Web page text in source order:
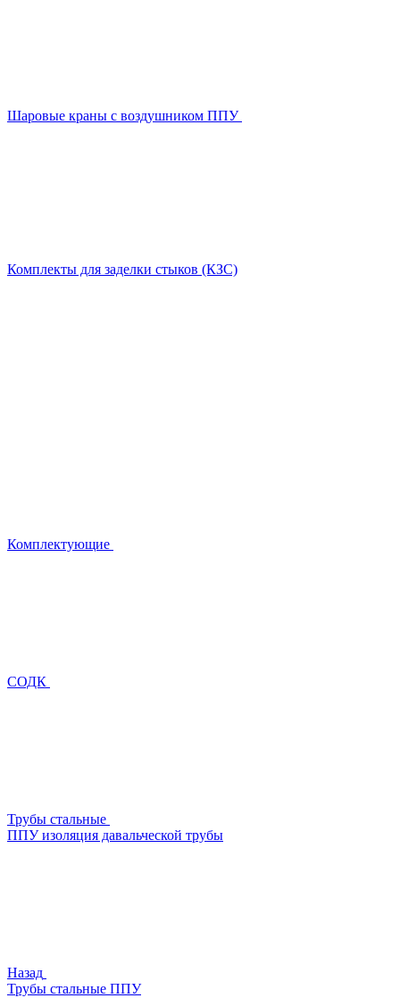
Шаровые краны с воздушником ППУ
Комплекты для заделки стыков (КЗС)
Комплектующие
СОДК
Трубы стальные
ППУ изоляция давальческой трубы
Назад
Трубы стальные ППУ